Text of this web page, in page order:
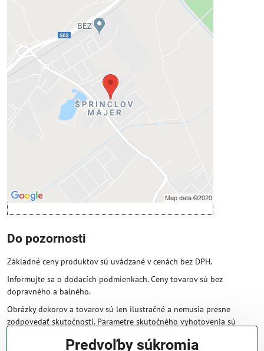
Externý obsah je blokovaný
Prajete si načítať externý obsah?
Povoliť tentokrát
Povoliť a zapamätať - súhlas s druhom
cookie: Funkčné
Otvoriť obsah v novom okne
Do pozornosti
Základné ceny produktov sú uvádzané v cenách bez DPH.
Informujte sa o dodacích podmienkach. Ceny tovarov sú bez
dopravného a balného.
Obrázky dekorov a tovarov sú len ilustračné a nemusia presne
zodpovedať skutočnosti. Parametre skutočného vyhotovenia sú
Predvoľby súkromia